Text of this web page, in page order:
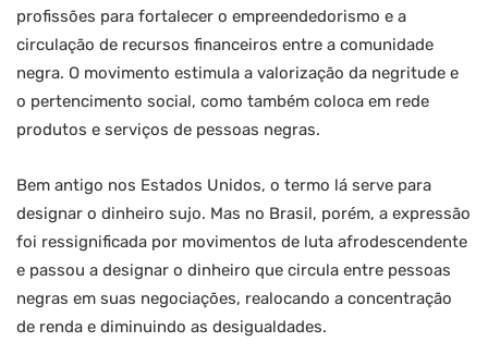
profissões para fortalecer o empreendedorismo e a
circulação de recursos financeiros entre a comunidade
negra. O movimento estimula a valorização da negritude e
o pertencimento social, como também coloca em rede
produtos e serviços de pessoas negras.
Bem antigo nos Estados Unidos, o termo lá serve para
designar o dinheiro sujo. Mas no Brasil, porém, a expressão
foi ressignificada por movimentos de luta afrodescendente
e passou a designar o dinheiro que circula entre pessoas
negras em suas negociações, realocando a concentração
de renda e diminuindo as desigualdades.